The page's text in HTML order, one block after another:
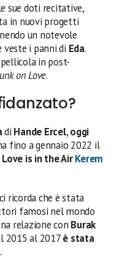
sue doti recitative,
in nuovi progetti
un notevole
veste i panni di Eda.
in post-
on Love.
di Hande Ercel,oggi
fino a gennaio 2022 il
Love is in the AirKerem
ricorda che è stata
famosi nel mondo
relazione con Burak
2015 al 2017è stata
.